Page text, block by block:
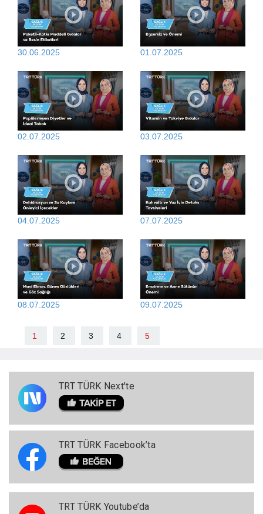
30.06.2025 01.07.2025
02.07.2025 03.07.2025
04.07.2025 07.07.2025
08.07.2025 09.07.2025
1 2 3 4 5
TRT TÜRK Next'te
TRT TÜRK Facebook’ta
TRT TÜRK Youtube’da